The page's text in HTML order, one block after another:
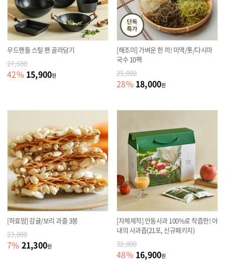
우드핸들 스틸 팬 골라담기
27,600
42% 15,900원
[해조미] 가벼운 한 끼! 미역/톳/다시마
국수 10팩
25,000
28% 18,000원
[하효맘] 감귤/보리 과즐 3봉
23,000
7% 21,300원
[자체제작] 안동사과 100%로 착즙한! 아
내의 사과즙(21포, 신규패키지)
32,800
48% 16,900원